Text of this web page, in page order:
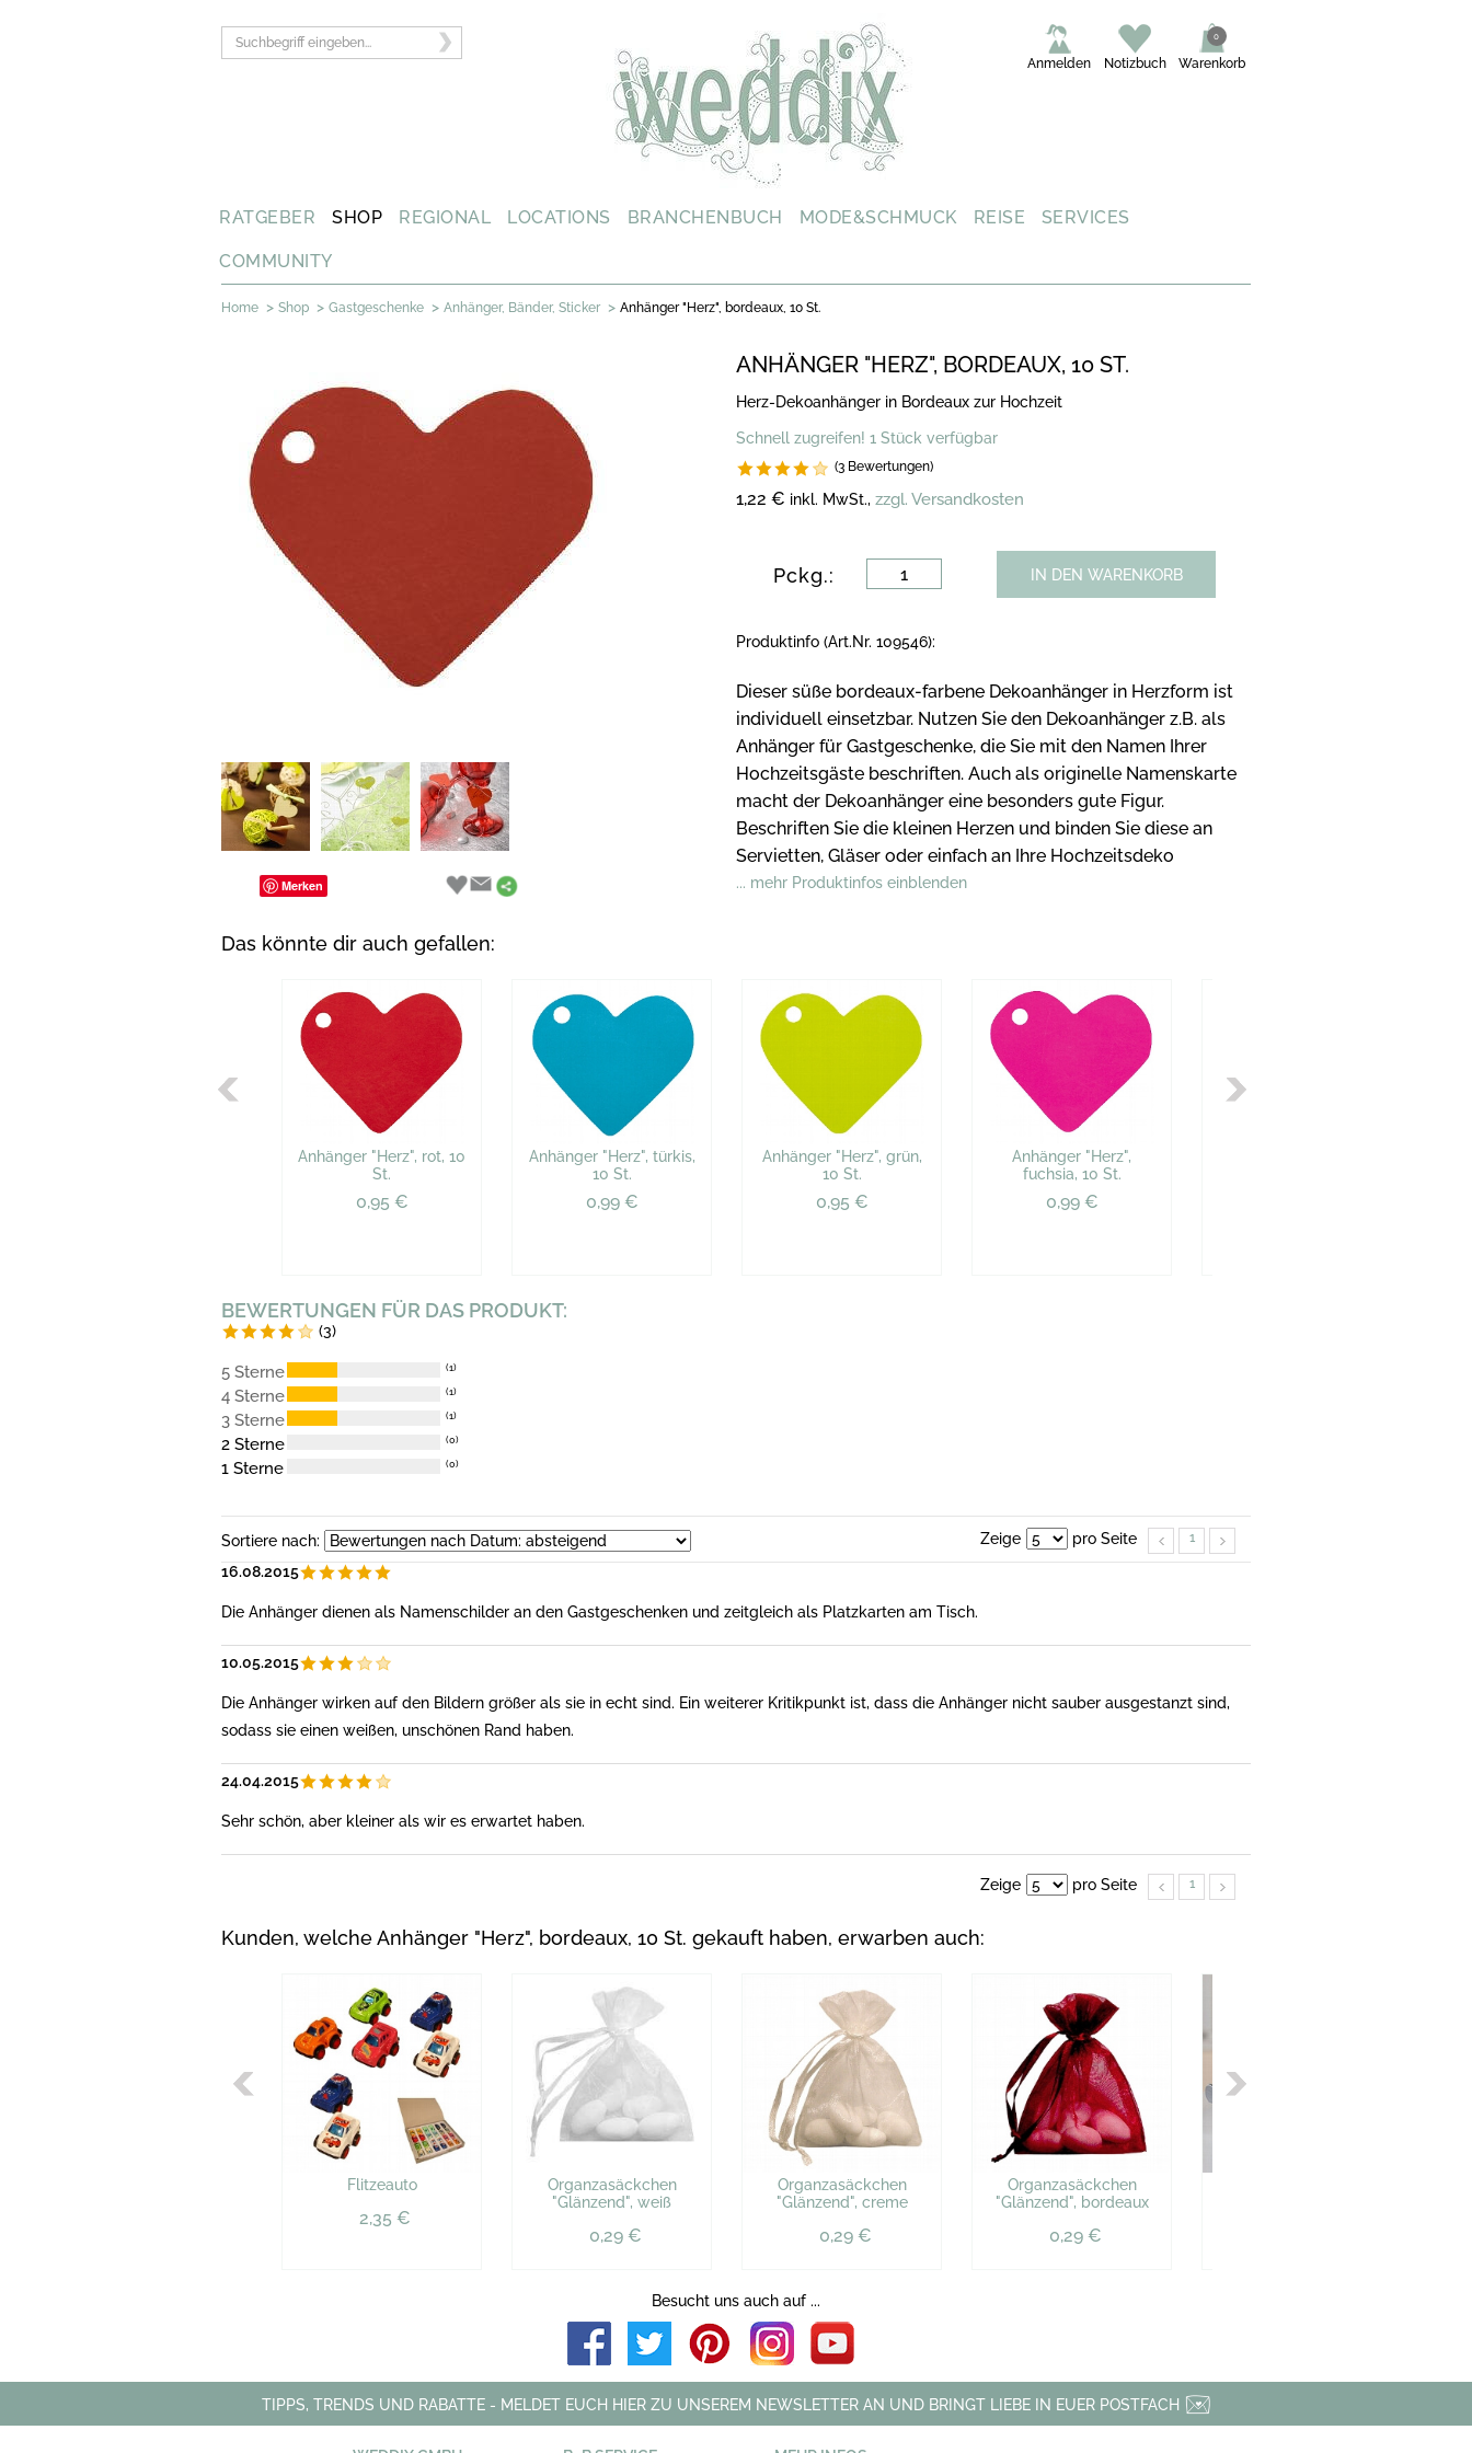
Warenkorb
0
Notizbuch
Anmelden
RATGEBER SHOP REGIONAL LOCATIONS BRANCHENBUCH MODE&SCHMUCK REISE SERVICES
COMMUNITY
Home > Shop > Gastgeschenke > Anhänger, Bänder, Sticker > Anhänger "Herz", bordeaux, 10 St.
Merken
ANHÄNGER "HERZ", BORDEAUX, 10 ST.
Herz-Dekoanhänger in Bordeaux zur Hochzeit
Schnell zugreifen! 1 Stück verfügbar
(3 Bewertungen)
1,22 € inkl. MwSt., zzgl. Versandkosten
Pckg.: IN DEN WARENKORB
Produktinfo (Art.Nr. 109546):
Dieser süße bordeaux-farbene Dekoanhänger in Herzform ist
individuell einsetzbar. Nutzen Sie den Dekoanhänger z.B. als
Anhänger für Gastgeschenke, die Sie mit den Namen Ihrer
Hochzeitsgäste beschriften. Auch als originelle Namenskarte
macht der Dekoanhänger eine besonders gute Figur.
Beschriften Sie die kleinen Herzen und binden Sie diese an
Servietten, Gläser oder einfach an Ihre Hochzeitsdeko
... mehr Produktinfos einblenden
Das könnte dir auch gefallen:
Anhänger "Herz", rot, 10
St.
0,95 €
Anhänger "Herz", türkis,
10 St.
0,99 €
Anhänger "Herz", grün,
10 St.
0,95 €
Anhänger "Herz",
fuchsia, 10 St.
0,99 €
BEWERTUNGEN FÜR DAS PRODUKT:
(3)
5 Sterne (1)
4 Sterne (1)
3 Sterne (1)
2 Sterne (0)
1 Sterne (0)
Sortiere nach: Zeige pro Seite 1
16.08.2015
Die Anhänger dienen als Namenschilder an den Gastgeschenken und zeitgleich als Platzkarten am Tisch.
10.05.2015
Die Anhänger wirken auf den Bildern größer als sie in echt sind. Ein weiterer Kritikpunkt ist, dass die Anhänger nicht sauber ausgestanzt sind,
sodass sie einen weißen, unschönen Rand haben.
24.04.2015
Sehr schön, aber kleiner als wir es erwartet haben.
Zeige pro Seite 1
Kunden, welche Anhänger "Herz", bordeaux, 10 St. gekauft haben, erwarben auch:
Flitzeauto
2,35 €
Organzasäckchen
"Glänzend", weiß
0,29 €
Organzasäckchen
"Glänzend", creme
0,29 €
Organzasäckchen
"Glänzend", bordeaux
0,29 €
Besucht uns auch auf ...
TIPPS, TRENDS UND RABATTE - MELDET EUCH HIER ZU UNSEREM NEWSLETTER AN UND BRINGT LIEBE IN EUER POSTFACH